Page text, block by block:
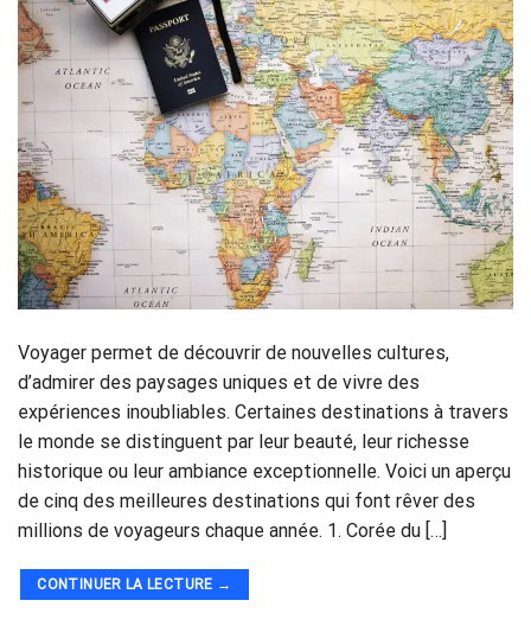
Voyager permet de découvrir de nouvelles cultures,
d’admirer des paysages uniques et de vivre des
expériences inoubliables. Certaines destinations à travers
le monde se distinguent par leur beauté, leur richesse
historique ou leur ambiance exceptionnelle. Voici un aperçu
de cinq des meilleures destinations qui font rêver des
millions de voyageurs chaque année. 1. Corée du […]
CONTINUER LA LECTURE →